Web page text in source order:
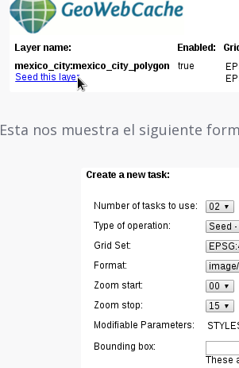
Esta nos muestra el siguiente